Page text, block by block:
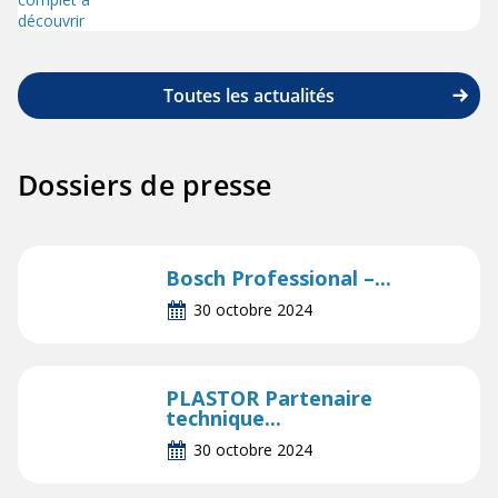
Toutes les actualités
Dossiers de presse
Bosch Professional –...
30 octobre 2024
PLASTOR Partenaire
technique...
30 octobre 2024